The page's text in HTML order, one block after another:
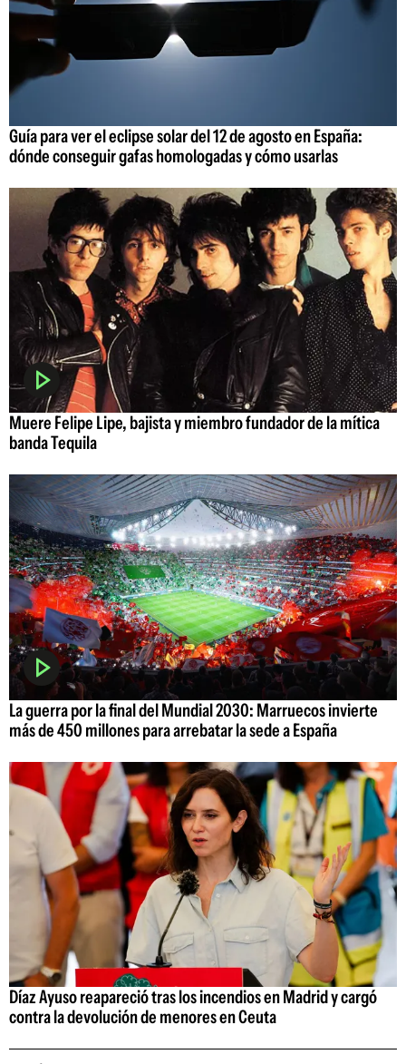
Guía para ver el eclipse solar del 12 de agosto en España:
dónde conseguir gafas homologadas y cómo usarlas
Muere Felipe Lipe, bajista y miembro fundador de la mítica
banda Tequila
La guerra por la final del Mundial 2030: Marruecos invierte
más de 450 millones para arrebatar la sede a España
Díaz Ayuso reapareció tras los incendios en Madrid y cargó
contra la devolución de menores en Ceuta